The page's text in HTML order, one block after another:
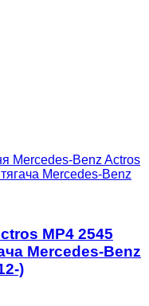
Mercedes-Benz Actros
Mercedes-Benz
MP4 2545
Mercedes-Benz
)